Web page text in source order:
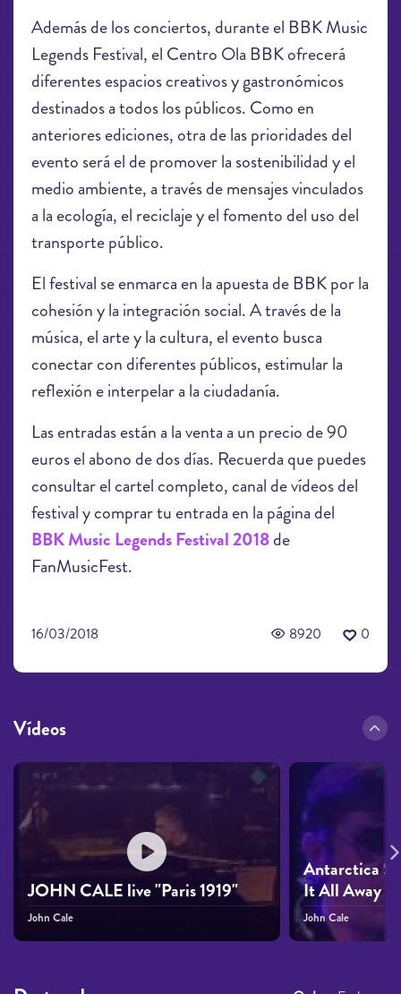
Además de los conciertos, durante el BBK Music
Legends Festival, el Centro Ola BBK ofrecerá
diferentes espacios creativos y gastronómicos
destinados a todos los públicos. Como en
anteriores ediciones, otra de las prioridades del
evento será el de promover la sostenibilidad y el
medio ambiente, a través de mensajes vinculados
a la ecología, el reciclaje y el fomento del uso del
transporte público.
El festival se enmarca en la apuesta de BBK por la
cohesión y la integración social. A través de la
música, el arte y la cultura, el evento busca
conectar con diferentes públicos, estimular la
reflexión e interpelar a la ciudadanía.
Las entradas están a la venta a un precio de 90
euros el abono de dos días. Recuerda que puedes
consultar el cartel completo, canal de vídeos del
festival y comprar tu entrada en la página del
BBK Music Legends Festival 2018de
FanMusicFest.
16/03/2018 8920 0
Vídeos
JOHN CALE live "Paris 1919"
John Cale
Antarctica
It All Away
John Cale